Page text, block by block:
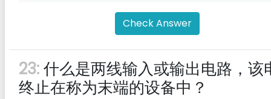
Check Answer
23:什么是两线输入或输出电路，该
终止在称为末端的设备中？